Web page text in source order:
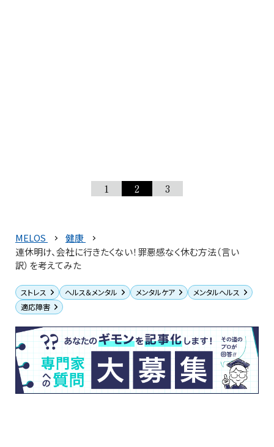
1 2 3
MELOS
健康
連休明け、会社に行きたくない！罪悪感なく休む方法（言い
訳）を考えてみた
ストレス ヘルス＆メンタル メンタルケア
メンタルヘルス
適応障害